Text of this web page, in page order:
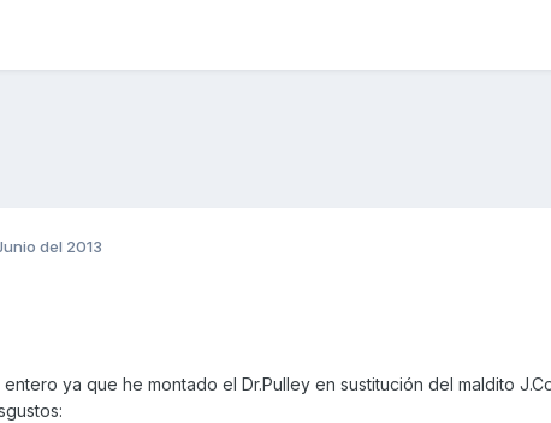
del 2013
ya que he montado el Dr.Pulley en sustitución del maldito